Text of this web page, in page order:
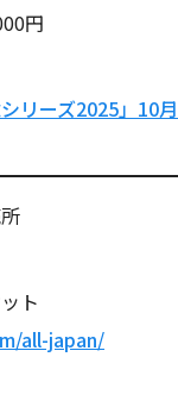
円
リーズ2025」10
ト
all-japan/